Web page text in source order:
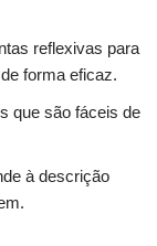
reflexivas para
forma eficaz.
que são fáceis de
à descrição